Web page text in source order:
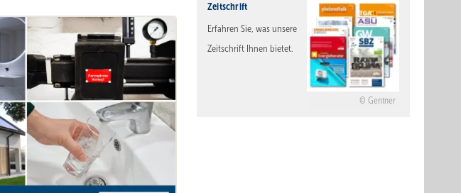
Gentner
Zeitschrift
Erfahren Sie, was unsere
Zeitschrift Ihnen bietet.